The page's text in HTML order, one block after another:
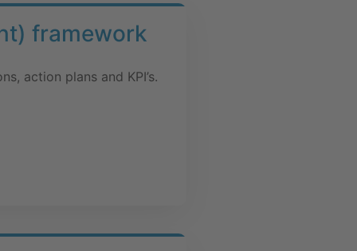
framework
action plans and KPI’s.